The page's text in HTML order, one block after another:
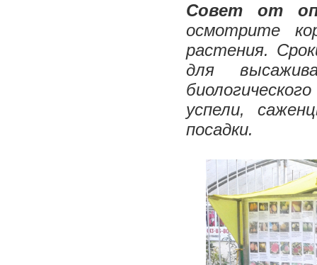
Совет от
осмотрите
растения.
для
успели,
посадки.